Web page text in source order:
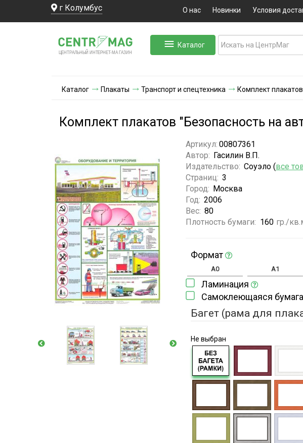
г Колумбус О нас Новинки Условия
ЦЕНТРАЛЬНЫЙ ИНТЕРНЕТ-МА ГАЗИН
Каталог
Каталог Плакаты Транспорт и спецтехника Комплект
Комплект плакатов "Безопасность на
Артикул: 00807361
Автор: Гасилин В.П.
Издательство: Соуэло (все
Страниц: 3
Город: Москва
Год: 2006
Вес: 80
Плотность бумаги: 160 гр./
Формат
A0 A1
Ламинация
Самоклеющаяся бумага
Багет (рама для
Не выбран